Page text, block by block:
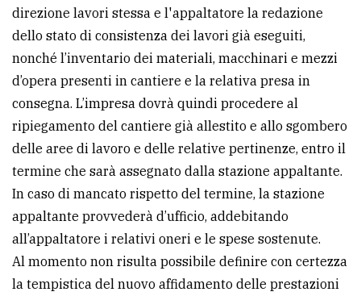
direzione lavori stessa e l'appaltatore la redazione
dello stato di consistenza dei lavori già eseguiti,
nonché l’inventario dei materiali, macchinari e mezzi
d’opera presenti in cantiere e la relativa presa in
consegna. L’impresa dovrà quindi procedere al
ripiegamento del cantiere già allestito e allo sgombero
delle aree di lavoro e delle relative pertinenze, entro il
termine che sarà assegnato dalla stazione appaltante.
In caso di mancato rispetto del termine, la stazione
appaltante provvederà d’ufficio, addebitando
all’appaltatore i relativi oneri e le spese sostenute.
Al momento non risulta possibile definire con certezza
la tempistica del nuovo affidamento delle prestazioni